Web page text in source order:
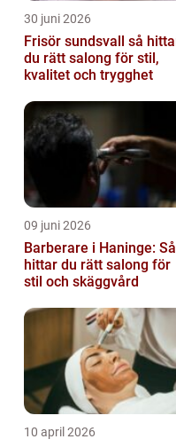
30 juni 2026
Frisör sundsvall så hittar
du rätt salong för stil,
kvalitet och trygghet
09 juni 2026
Barberare i Haninge: Så
hittar du rätt salong för
stil och skäggvård
10 april 2026